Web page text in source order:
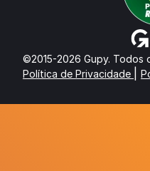
©2015-2026 Gupy. Todos
Política de Privacidade